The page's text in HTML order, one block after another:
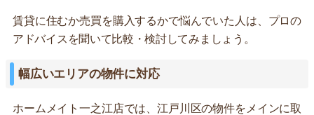
賃貸に住むか売買を購入するかで悩んでいた人は、プロの
アドバイスを聞いて比較・検討してみましょう。
幅広いエリアの物件に対応
ホームメイト一之江店では、江戸川区の物件をメインに取